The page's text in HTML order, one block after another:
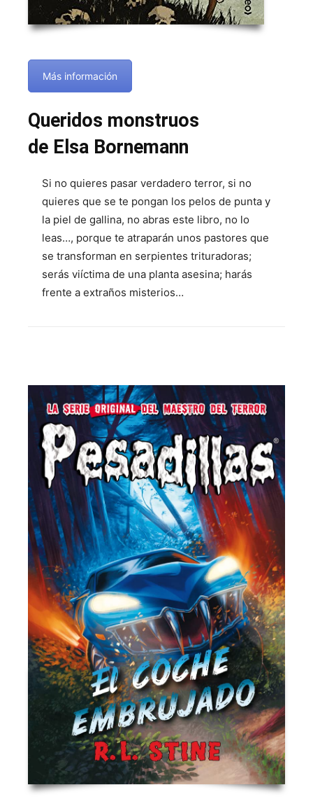
Más información
Queridos monstruos
de Elsa Bornemann
Si no quieres pasar verdadero terror, si no
quieres que se te pongan los pelos de punta y
la piel de gallina, no abras este libro, no lo
leas…, porque te atraparán unos pastores que
se transforman en serpientes trituradoras;
serás viíctima de una planta asesina; harás
frente a extraños misterios…